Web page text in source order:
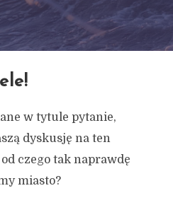
w tytule pytanie,
dyskusję na ten
czego tak naprawdę
miasto?